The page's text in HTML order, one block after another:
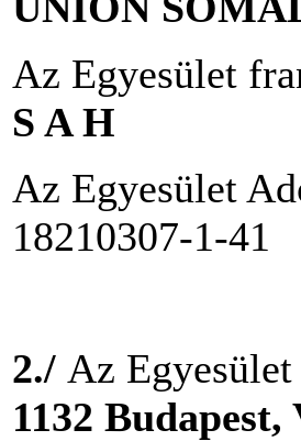
Az Egyesület
S A H
Az Egyesület
18210307-1-41
2./ Az
1132